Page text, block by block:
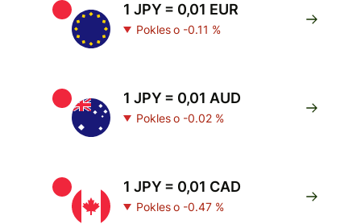
1 JPY = 0,01 EUR
Pokles o -0.11 %
1 JPY = 0,01 AUD
Pokles o -0.02 %
1 JPY = 0,01 CAD
Pokles o -0.47 %